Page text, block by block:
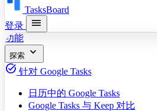
TasksBoard
登录
menu
功能
探索 expand_more
task_alt 针对 Google Tasks
日历中的 Google Tasks
Google Tasks 与 Keep 对比